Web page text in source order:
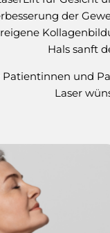
der
Hals sanft
Patientinnen und
Laser